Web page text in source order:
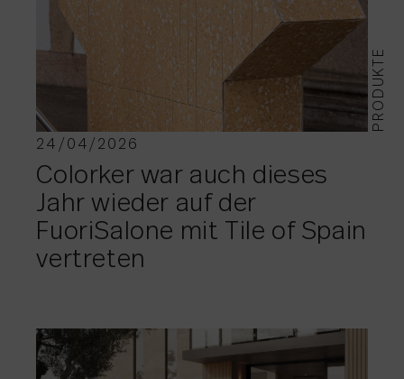
PRODUKTE
24/04/2026
Colorker war auch dieses
Jahr wieder auf der
FuoriSalone mit Tile of Spain
vertreten